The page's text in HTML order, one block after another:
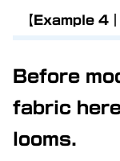
【Example 4｜
Before
fabric
looms.